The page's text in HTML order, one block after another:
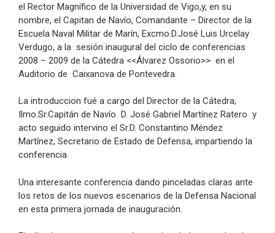
el Rector Magnífico de la Universidad de Vigo,y, en su
nombre, el Capitan de Navío, Comandante – Director de la
Escuela Naval Militar de Marín, Excmo.D.José Luis Urcelay
Verdugo, a la sesión inaugural del ciclo de conferencias
2008 – 2009 de la Cátedra <<Álvarez Ossorio>> en el
Auditorio de Caixanova de Pontevedra.
La introduccion fué a cargo del Director de la Cátedra,
Ilmo.Sr.Capitán de Navío D. José Gabriel Martínez Ratero y
acto seguido intervino el Sr.D. Constantino Méndez
Martínez, Secretario de Estado de Defensa, impartiendo la
conferencia.
Una interesante conferencia dando pinceladas claras ante
los retos de los nuevos escenarios de la Defensa Nacional
en esta primera jornada de inauguración.